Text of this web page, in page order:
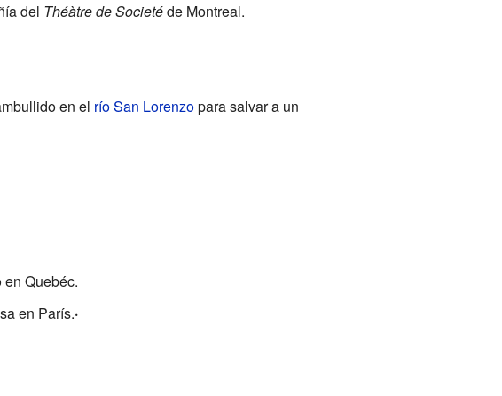
del Théàtre de Societéde Montreal.
en el río San Lorenzopara salvar a un
en Quebéc.
en París.·